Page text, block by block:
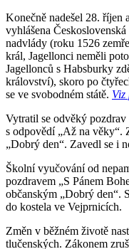
Konečně nadešel 28. říjen
vyhlášena
nadvlády (roku 1526
král, Jagellonci neměli
Jagellonců s Habsburky
království), skoro po
se ve svobodném státě.
Vytratil se odvěký
s odpovědí „Až na věky“.
„Dobrý den“. Zavedl se i
Školní vyučování od
pozdravem „S Pánem
občanským „Dobrý den“.
do kostela ve Vejprnicích.
Změn v běžném životě
tlučenských. Zákonem